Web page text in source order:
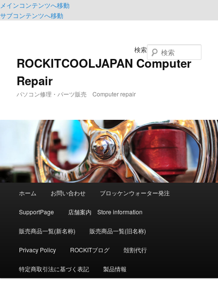
メインコンテンツへ移動
サブコンテンツへ移動
ROCKITCOOLJAPAN Computer
Repair
パソコン修理・パーツ販売 Computer repair
検索
ホーム お問い合わせ ブロッケンウォーター発注
SupportPage 店舗案内 Store information
販売商品一覧(新名称) 販売商品一覧(旧名称)
Privacy Policy ROCKITブログ 殻割代行
特定商取引法に基づく表記 製品情報